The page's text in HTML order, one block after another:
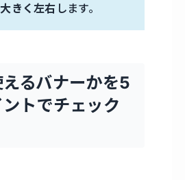
きく左右 します。
るバナーかを5
トでチェック